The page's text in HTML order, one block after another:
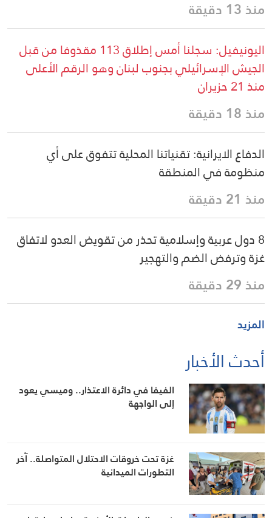
منذ 13 دقيقة
اليونيفيل: سجلنا أمس إطلاق 113 مقذوفا من قبل
الجيش الإسرائيلي بجنوب لبنان وهو الرقم الأعلى
منذ 21 حزيران
منذ 18 دقيقة
الدفاع الايرانية: تقنياتنا المحلية تتفوق على أي
منظومة في المنطقة
منذ 21 دقيقة
8 دول عربية وإسلامية تحذر من تقويض العدو لاتفاق
غزة وترفض الضم والتهجير
منذ 29 دقيقة
المزيد
أحدث الأخبار
الفيفا في دائرة الاعتذار.. وميسي يعود
إلى الواجهة
غزة تحت خروقات الاحتلال المتواصلة.. آخر
التطورات الميدانية